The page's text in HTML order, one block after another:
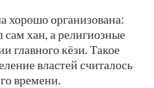
хорошо организована:
хан, а религиозные
главного кёзи. Такое
властей считалось
времени.